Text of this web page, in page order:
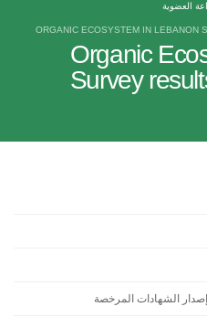
Organic
Survey
العضوية
ORGANIC ECOSYSTEM IN LEBANON
الشهادات المرخصة